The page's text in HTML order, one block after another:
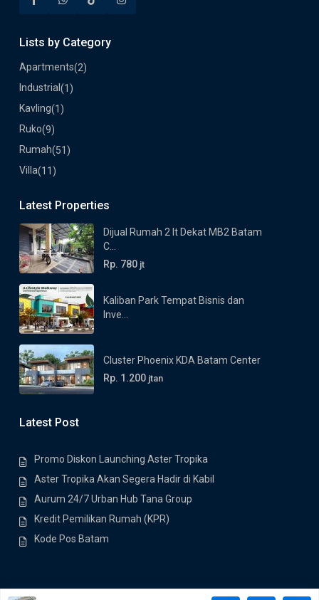
Lists by Category
Apartments(2)
Industrial (1)
Kavling(1)
Ruko(9)
Rumah(51)
Villa(11)
Latest Properties
Dijual Rumah 2 lt Dekat MB2 Batam
C...
Rp. 780 jt
Kaliban Park Tempat Bisnis dan
Inve...
Cluster Phoenix KDA Batam Center
Rp. 1.200 jtan
Latest Post
Promo Diskon Launching Aster Tropika
Aster Tropika Akan Segera Hadir di Kabil
Aurum 24/7 Urban Hub Tana Group
Kredit Pemilikan Rumah (KPR)
Kode Pos Batam